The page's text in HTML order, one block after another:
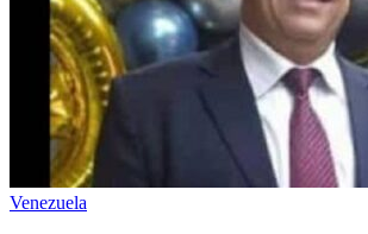
Venezuela